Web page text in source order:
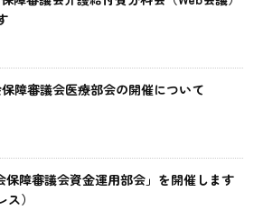
障審議会医療部会の開催について
保障審議会資金運用部会」を開催します
ス）